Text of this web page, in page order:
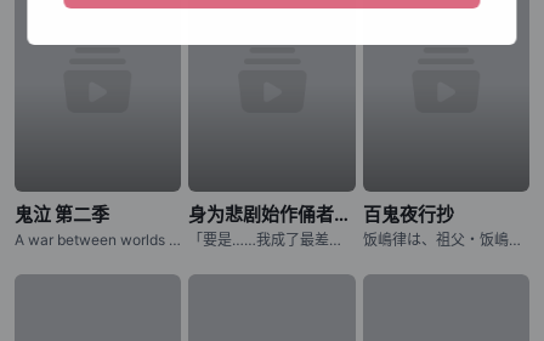
鬼泣 第二季
A war between worlds ignites as Dante must battle the only force that mirrors his own: his estranged
身为悲剧始作俑者的最强邪恶BOSS女王为民竭心尽力。 第二季
「要是……我成了最差劲的女王，记得杀了我喔。」 普莱朵·罗耶尔·艾比是一位八岁的公主。她察觉到自己前世是个出生在日本普通家庭，随处可见的平凡少女。而现在的她则是女性向游戏中作恶多端的最后头目女王……
百鬼夜行抄
饭嶋律は、祖父・饭嶋蜗牛から 妖魔を见ることができる不思议な力を 受け継いでいた。 そのために幼い顷から妖魔に狙われてきた律は 妖魔の目をあざむくために 髪を伸ばし、女の子の着物を着せられて